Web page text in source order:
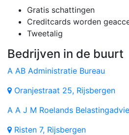
Gratis schattingen
Creditcards worden
Tweetalig
Bedrijven in de buurt
A AB Administratie Bureau
Oranjestraat 25, Rijsbergen
A A J M Roelands
Risten 7, Rijsbergen